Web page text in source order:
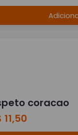
coracao
11,50